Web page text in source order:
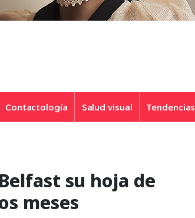
Contactología Salud visual Tendencias
su hoja de
meses